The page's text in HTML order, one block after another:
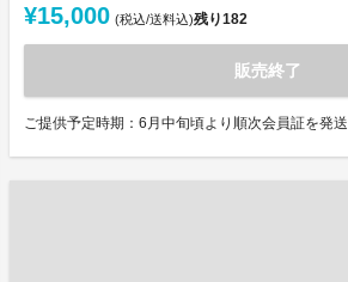
¥15,000 (税込/送料込)残り182
販売終了
ご提供予定時期：6月中旬頃より順次会員証を発送